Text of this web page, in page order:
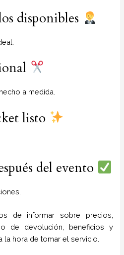
disponibles
a medida.
listo
del evento
de informar sobre precios,
de devolución, beneficios y
la hora de tomar el servicio.